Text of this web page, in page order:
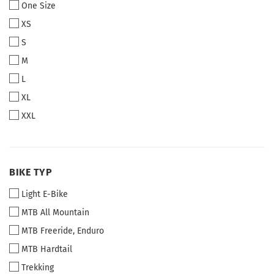
One Size
XS
S
M
L
XL
XXL
BIKE
BIKE TYP
Light E-Bike
MTB All Mountain
MTB Freeride, Enduro
MTB Hardtail
Trekking